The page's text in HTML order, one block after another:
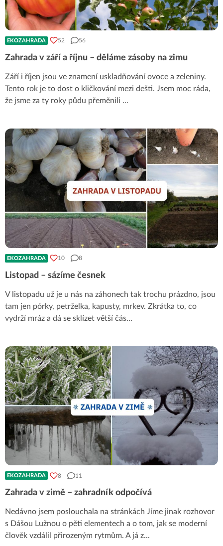
EKOZAHRADA 52 56
Zahrada v září a říjnu – děláme zásoby na zimu
Září i říjen jsou ve znamení uskladňování ovoce a zeleniny.
Tento rok je to dost o kličkování mezi dešti. Jsem moc ráda,
že jsme za ty roky půdu přeměnili ...
EKOZAHRADA 10 8
Listopad – sázíme česnek
V listopadu už je u nás na záhonech tak trochu prázdno, jsou
tam jen pórky, petrželka, kapusty, mrkev. Zkrátka to, co
vydrží mráz a dá se sklízet větší čás...
EKOZAHRADA 8 11
Zahrada v zimě – zahradník odpočívá
Nedávno jsem poslouchala na stránkách Jíme jinak rozhovor
s Dášou Lužnou o pěti elementech a o tom, jak se moderní
člověk vzdálil přirozeným rytmům. A já z...